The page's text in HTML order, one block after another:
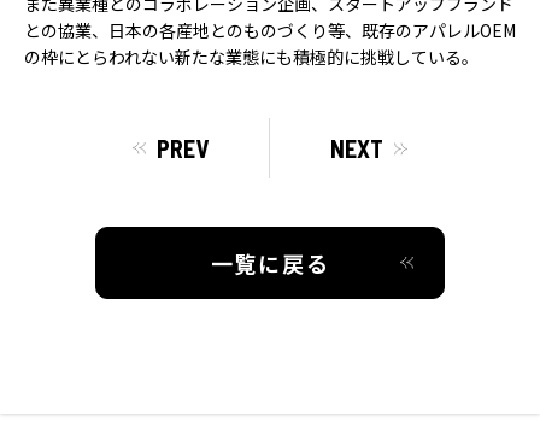
REPORT
プロジェクト・
アクセス
との協業、日本の各産地とのものづくり等、既存のアパレルOEM
の枠にとらわれない新たな業態にも積極的に挑戦している。
PREV NEXT
一覧に戻る